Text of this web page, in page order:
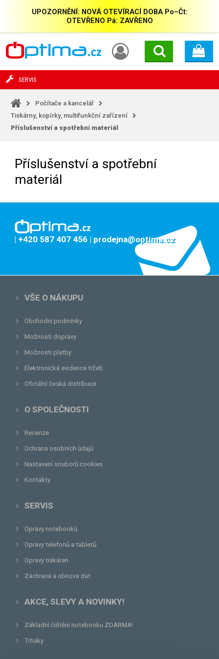
UPOZORNĚNÍ: NOVÁ OTEVÍRACÍ DOBA Po–Čt:
OTEVŘENO Pá: ZAVŘENO
SERVIS
Počítače a kancelář
Tiskárny, kopírky, multifunkční zařízení
Příslušenství a spotřební materiál
Příslušenství a spotřební
materiál
| +420 587 407 456 | prodejna@optima.cz
VŠE O NÁKUPU
Obchodní podmínky
Možnosti dopravy
Možnosti platby
Elektronická evidence tržeb
Oficiální česká distribuce
O SPOLEČNOSTI
Recenze
Ochrana osobních údajů
Nastavení souborů cookies
Kontakty
SERVIS
Opravy notebooků
Opravy telefonů a tabletů
Opravy tiskáren
Záchrana a obnova dat
AKCE, SLEVY A NOVINKY!
Základní čištění notebooku ZDARMA!
Trháky